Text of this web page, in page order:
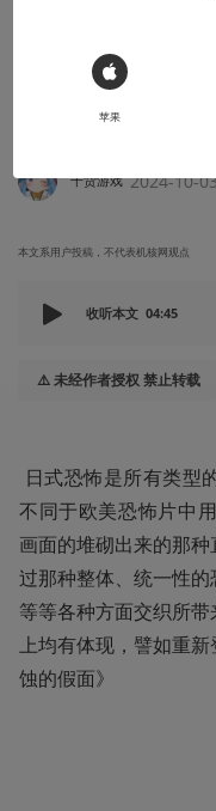
可否认独特的战斗方式和
验的诱人甜点。
干货游戏 2024-10-
本文系用户投稿，不代表机核网观点
收听本文 04:45
⚠️ 未经作者授权 禁止转载
不同于欧美恐怖片中
画面的堆砌出来的那
过那种整体、统一性
等等各种方面交织所
上均有体现，譬如重
蚀的假面》
 Sign in with Apple
苹果